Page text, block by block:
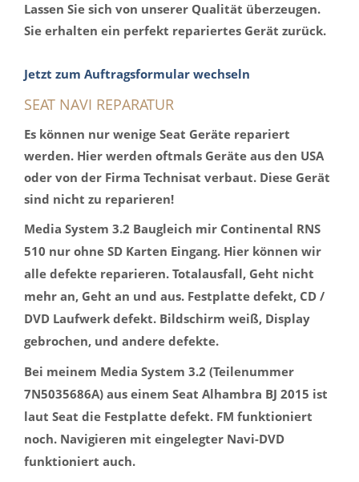
Lassen Sie sich von unserer Qualität überzeugen.
Sie erhalten ein perfekt repariertes Gerät zurück.
Jetzt zum Auftragsformular wechseln
SEAT NAVI REPARATUR
Es können nur wenige Seat Geräte repariert
werden. Hier werden oftmals Geräte aus den USA
oder von der Firma Technisat verbaut. Diese Gerät
sind nicht zu reparieren!
Media System 3.2 Baugleich mir Continental RNS
510 nur ohne SD Karten Eingang. Hier können wir
alle defekte reparieren. Totalausfall, Geht nicht
mehr an, Geht an und aus. Festplatte defekt, CD /
DVD Laufwerk defekt. Bildschirm weiß, Display
gebrochen, und andere defekte.
Bei meinem Media System 3.2 (Teilenummer
7N5035686A) aus einem Seat Alhambra BJ 2015 ist
laut Seat die Festplatte defekt. FM funktioniert
noch. Navigieren mit eingelegter Navi-DVD
funktioniert auch.